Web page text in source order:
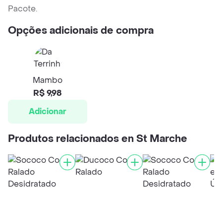
Pacote.
Opções adicionais de compra
Mambo
R$ 9,98
Adicionar
Produtos relacionados en St Marche